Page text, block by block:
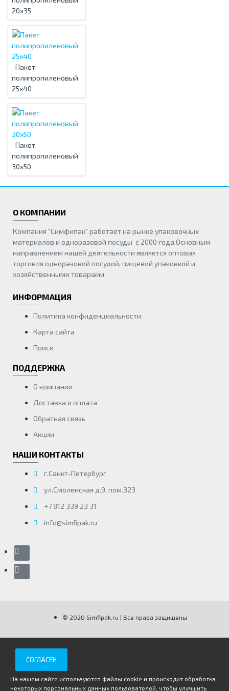
20х35
Пакет
полипропиленовый
25х40
Пакет
полипропиленовый
30х50
О КОМПАНИИ
Компания "Симфипак" работает на рынке упаковочных
материалов и одноразовой посуды с 2000 года.Основным
направлением нашей деятельности является оптовая
торговля одноразовой посудой, пищевой упаковкой и
хозяйственными товарами.
ИНФОРМАЦИЯ
Политика конфиденциальности
Карта сайта
Поиск
ПОДДЕРЖКА
О компании
Доставка и оплата
Обратная связь
Акции
НАШИ КОНТАКТЫ
г.Санкт-Петербург
ул.Смоленская д.9, пом.323
+7 812 339 23 31
info@simfipak.ru
© 2020 Simfipak.ru | Все права защищены
СОГЛАСЕН
На нашем сайте используются файлы cookie и происходит обработка
некоторых персональных данных пользователей, чтобы улучшить